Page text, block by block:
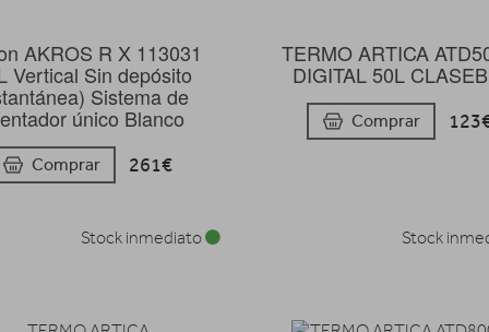
AKROS R X 113031
Vertical Sin depósito
Sistema de
único Blanco
Comprar 261€
TERMO ARTICA
DIGITAL 50L
Comprar
Stock inmediato Stock